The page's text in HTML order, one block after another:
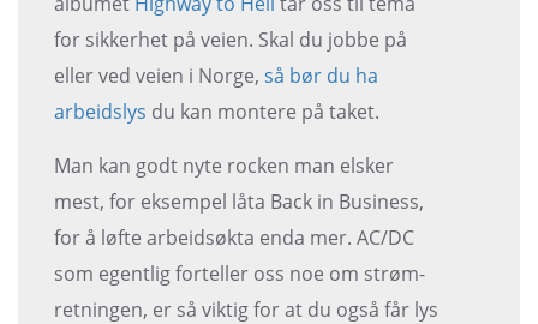
for sikkerhet på veien. Skal du jobbe på
eller ved veien i Norge, så bør du ha
arbeidslys du kan montere på taket.
Man kan godt nyte rocken man elsker
mest, for eksempel låta Back in Business,
for å løfte arbeidsøkta enda mer. AC/DC
som egentlig forteller oss noe om strøm-
retningen, er så viktig for at du også får lys